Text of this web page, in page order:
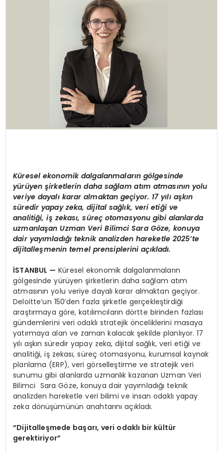
Küresel ekonomik dalgalanmaların gölgesinde
yürüyen şirketlerin daha sağlam atım atmasının yolu
veriye dayalı karar almaktan geçiyor. 17 yılı aşkın
süredir yapay zeka, dijital sağlık, veri etiği ve
analitiği, iş zekası, süreç otomasyonu gibi alanlarda
uzmanlaşan Uzman Veri Bilimci Sara Göze, konuya
dair yayımladığı teknik analizden hareketle 2025’te
dijitalleşmenin temel prensiplerini açıkladı.
İSTANBUL — Küresel ekonomik dalgalanmaların
gölgesinde yürüyen şirketlerin daha sağlam atım
atmasının yolu veriye dayalı karar almaktan geçiyor.
Deloitte’un 150’den fazla şirketle gerçekleştirdiği
araştırmaya göre, katılımcıların dörtte birinden fazlası
gündemlerini veri odaklı stratejik önceliklerini masaya
yatırmaya alan ve zaman kalacak şekilde planlıyor. 17
yılı aşkın süredir yapay zeka, dijital sağlık, veri etiği ve
analitiği, iş zekası, süreç otomasyonu, kurumsal kaynak
planlama (ERP), veri görselleştirme ve stratejik veri
sunumu gibi alanlarda uzmanlık kazanan Uzman Veri
Bilimci Sara Göze, konuya dair yayımladığı teknik
analizden hareketle veri bilimi ve insan odaklı yapay
zeka dönüşümünün anahtarını açıkladı.
“Dijitalleşmede başarı, veri odaklı bir kültür
gerektiriyor”